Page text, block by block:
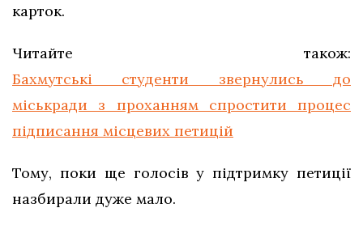
карток.
Читайте також:
Бахмутські студенти звернулись до
міськради з проханням спростити процес
підписання місцевих петицій
Тому, поки ще голосів у підтримку петиції
назбирали дуже мало.